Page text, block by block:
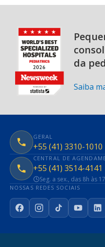
da
Saiba
GERAL
+55 (41) 3310-1010
CENTRAL DE
+55 (41) 3514-4141
Seg. a sex., das 8h às
NOSSAS REDES SOCIAIS
FacebookInstagram
TikTok